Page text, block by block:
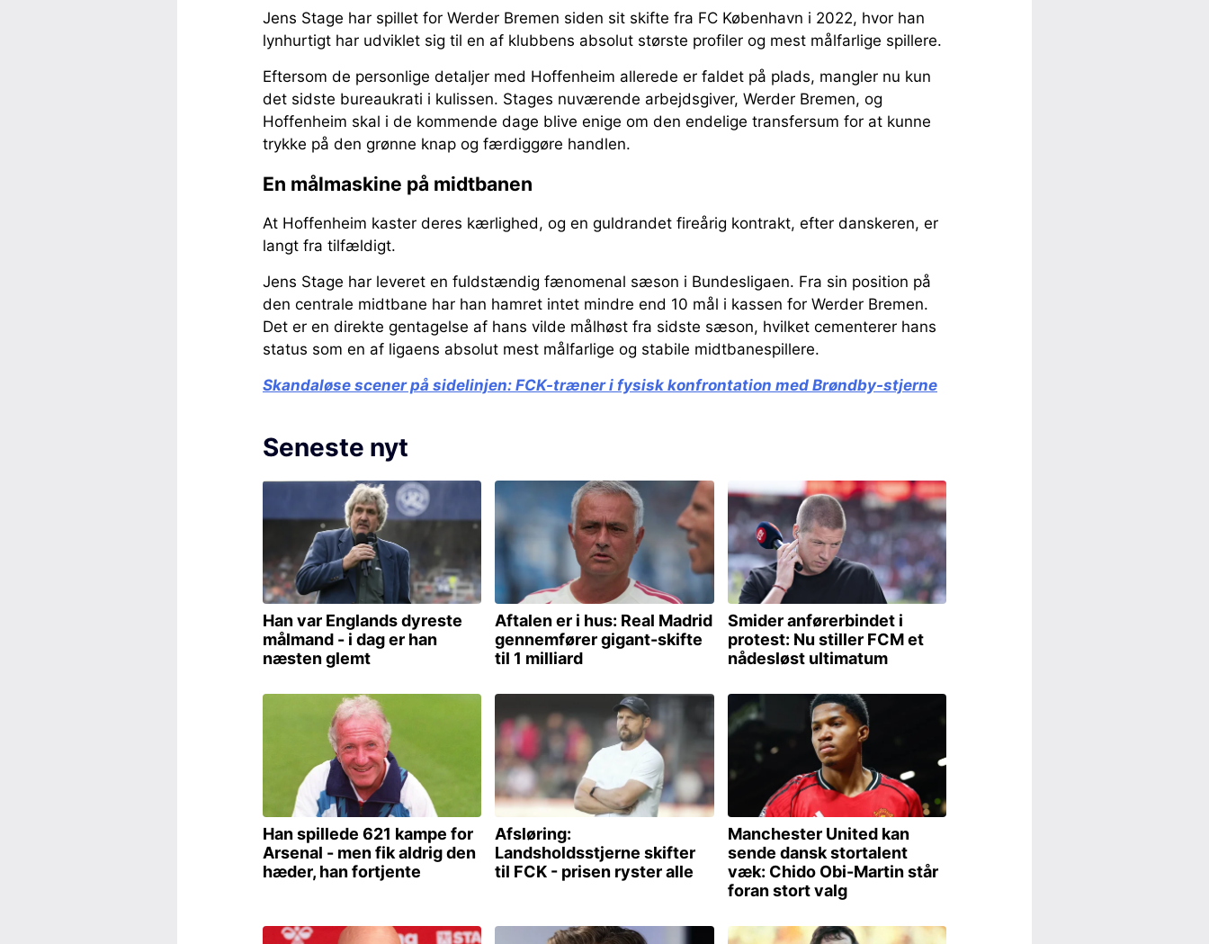
Jens Stage har spillet for Werder Bremen siden sit skifte fra FC København i 2022, hvor han
lynhurtigt har udviklet sig til en af klubbens absolut største profiler og mest målfarlige spillere.
Eftersom de personlige detaljer med Hoffenheim allerede er faldet på plads, mangler nu kun
det sidste bureaukrati i kulissen. Stages nuværende arbejdsgiver, Werder Bremen, og
Hoffenheim skal i de kommende dage blive enige om den endelige transfersum for at kunne
trykke på den grønne knap og færdiggøre handlen.
En målmaskine på midtbanen
At Hoffenheim kaster deres kærlighed, og en guldrandet fireårig kontrakt, efter danskeren, er
langt fra tilfældigt.
Jens Stage har leveret en fuldstændig fænomenal sæson i Bundesligaen. Fra sin position på
den centrale midtbane har han hamret intet mindre end 10 mål i kassen for Werder Bremen.
Det er en direkte gentagelse af hans vilde målhøst fra sidste sæson, hvilket cementerer hans
status som en af ligaens absolut mest målfarlige og stabile midtbanespillere.
Skandaløse scener på sidelinjen: FCK-træner i fysisk konfrontation med Brøndby-stjerne
Seneste nyt